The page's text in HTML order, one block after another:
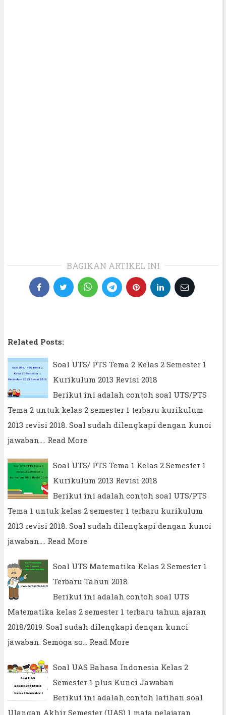
BAGIKAN ARTIKEL INI
Related Posts:
Soal UTS/ PTS Tema 2 Kelas 2 Semester 1
Kurikulum 2013 Revisi 2018
Berikut ini adalah contoh soal UTS/PTS
Tema 2 untuk kelas 2 semester 1 terbaru kurikulum
2013 revisi 2018. Soal sudah dilengkapi dengan kunci
jawaban.… Read More
Soal UTS/ PTS Tema 1 Kelas 2 Semester 1
Kurikulum 2013 Revisi 2018
Berikut ini adalah contoh soal UTS/PTS
Tema 1 untuk kelas 2 semester 1 terbaru kurikulum
2013 revisi 2018. Soal sudah dilengkapi dengan kunci
jawaban.… Read More
Soal UTS Matematika Kelas 2 Semester 1
Terbaru Tahun 2018
Berikut ini adalah contoh soal UTS
Matematika kelas 2 semester 1 terbaru tahun ajaran
2018/2019. Soal sudah dilengkapi dengan kunci
jawaban. Semoga so… Read More
Soal UAS Bahasa Indonesia Kelas 2
Semester 1 plus Kunci Jawaban
Berikut ini adalah contoh latihan soal
Ulangan Akhir Semester (UAS) 1 mata pelajaran